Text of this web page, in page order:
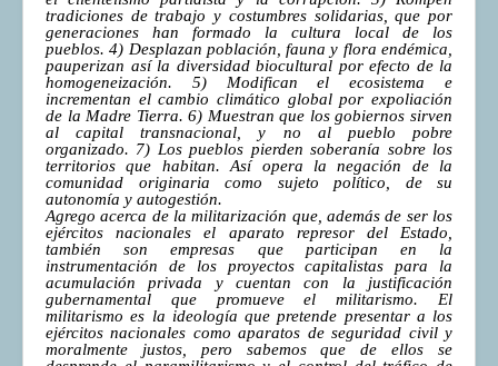
tradiciones de trabajo y costumbres solidarias, que por
generaciones han formado la cultura local de los
pueblos. 4) Desplazan población, fauna y flora endémica,
pauperizan así la diversidad biocultural por efecto de la
homogeneización. 5) Modifican el ecosistema e
incrementan el cambio climático global por expoliación
de la Madre Tierra. 6) Muestran que los gobiernos sirven
al capital transnacional, y no al pueblo pobre
organizado. 7) Los pueblos pierden soberanía sobre los
territorios que habitan. Así opera la negación de la
comunidad originaria como sujeto político, de su
autonomía y autogestión.
Agrego acerca de la militarización que, además de ser los
ejércitos nacionales el aparato represor del Estado,
también son empresas que participan en la
instrumentación de los proyectos capitalistas para la
acumulación privada y cuentan con la justificación
gubernamental que promueve el militarismo. El
militarismo es la ideología que pretende presentar a los
ejércitos nacionales como aparatos de seguridad civil y
moralmente justos, pero sabemos que de ellos se